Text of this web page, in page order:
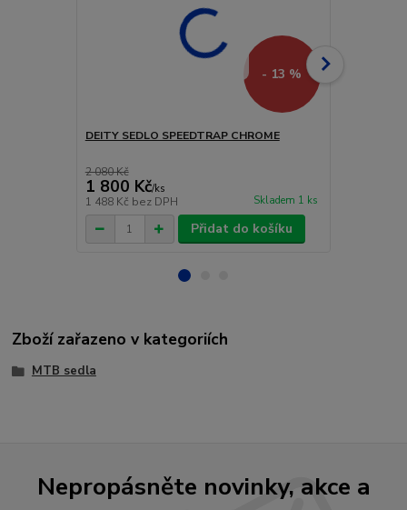
- 13 %
DEITY SEDLO SPEEDTRAP CHROME
2 080 Kč
1 800 Kč/ks
1 488 Kč bez DPH Skladem 1 ks
Přidat do košíku
Zboží zařazeno v kategoriích
MTB sedla
Nepropásněte novinky, akce a